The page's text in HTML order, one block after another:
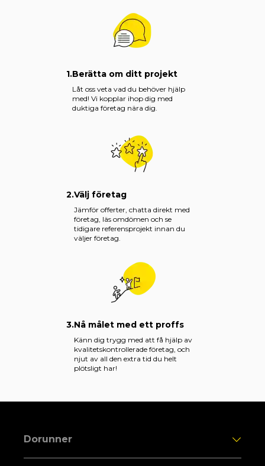
1.Berätta om ditt projekt
Låt oss veta vad du behöver hjälp
med! Vi kopplar ihop dig med
duktiga företag nära dig.
2.Välj företag
Jämför offerter, chatta direkt med
företag, läs omdömen och se
tidigare referensprojekt innan du
väljer företag.
3.Nå målet med ett proffs
Känn dig trygg med att få hjälp av
kvalitetskontrollerade företag, och
njut av all den extra tid du helt
plötsligt har!
Dorunner